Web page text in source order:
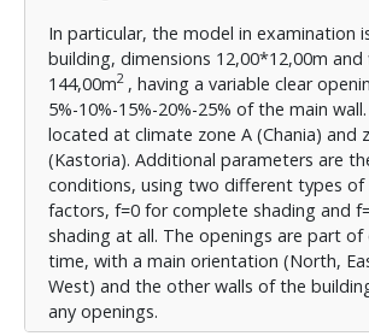
Συγκεκριμένα το κτήριο φέρει
κελύφους, δομικών υλικών,
θερμοπερατότητας, μηχανολογικών
θέρμανσης-ψύξης-ΖΝΧ, τα
κτηρίου αναφοράς του Κ.Εν.Α.Κ., με
παραμέτρους τις διερευνώμενες.
Για τις αναλύσεις των κτηριακών
χρησιμοποιήθηκε το πιστοποιημένο
Κ.Εν.Α.Κ. στο οποίο βασίζονται οι
κτηρίων στην Ελλάδα.
Τα αποτελέσματα που συλλέχθηκαν
αξιολογήθηκαν, αναφέρονται σε
In particular, the model in examination
building, dimensions 12,00*12,00m and
144,00m2 , having a variable clear
5%-10%-15%-20%-25% of the main
located at climate zone A (Chania) and
(Kastoria). Additional parameters are
conditions, using two different types of
factors, f=0 for complete shading and
shading at all. The openings are part of
time, with a main orientation (North,
West) and the other walls of the
any openings.